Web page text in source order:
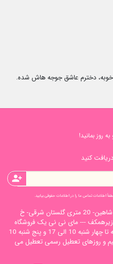
دخترم عاشق جوجه هاش شده.
روز بمانید!
کنید
person_add
اطلاعات تماس ما را در اطلاعات حقوقی بیابید.
آدرس: تهران- جنت آباد مرکزی- بلوار شاهین- 20 متری گلستان شرقی- خ
معینی یکم - پ 32 - ط زیرهمکف --- مای نی نی یک فروشگاه
اینترنتی و غیرحضوری است --- از شنبه تا چهار شنبه 10 الی 17 و پنج شنبه 10
و روزهای تعطیل رسمی تعطیل می